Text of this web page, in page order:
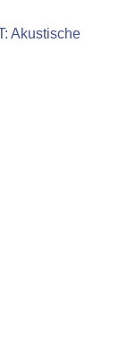
Akustische